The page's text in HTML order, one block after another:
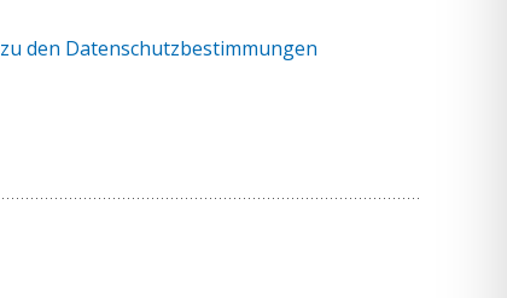
zu den Datenschutzbestimmungen